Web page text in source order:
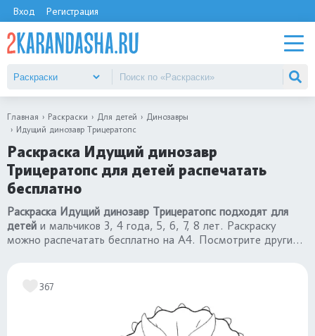
Вход Регистрация
Главная Раскраски Для детей
Динозавры
Идущий динозавр Трицератопс
Раскраска Идущий динозавр
Трицератопс для детей распечатать
бесплатно
Раскраска Идущий динозавр Трицератопс подходят для
детей и мальчиков 3, 4 года, 5, 6, 7, 8 лет. Раскраску
можно распечатать бесплатно на А4. Посмотрите другие
367